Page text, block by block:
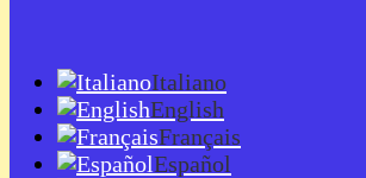
Italiano
English
Français
Español